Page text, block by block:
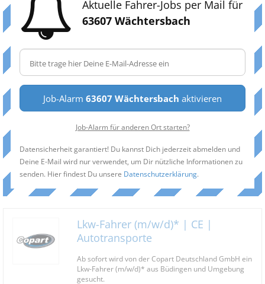
Aktuelle Fahrer-Jobs per Mail für
63607 Wächtersbach
Job-Alarm 63607 Wächtersbach aktivieren
Job-Alarm für anderen Ort starten?
Datensicherheit garantiert! Du kannst Dich jederzeit abmelden und
Deine E-Mail wird nur verwendet, um Dir nützliche Informationen zu
senden. Hier findest Du unsere Datenschutzerklärung.
Lkw-Fahrer (m/w/d)* | CE |
Autotransporte
Ab sofort wird von der Copart Deutschland GmbH ein
Lkw-Fahrer (m/w/d)* aus Büdingen und Umgebung
gesucht.